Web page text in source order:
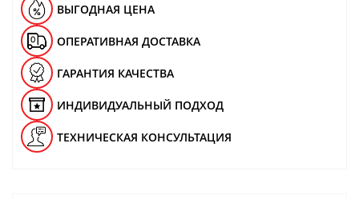
ВЫГОДНАЯ ЦЕНА
ОПЕРАТИВНАЯ ДОСТАВКА
ГАРАНТИЯ КАЧЕСТВА
ИНДИВИДУАЛЬНЫЙ ПОДХОД
ТЕХНИЧЕСКАЯ КОНСУЛЬТАЦИЯ